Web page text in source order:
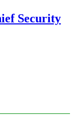
Security